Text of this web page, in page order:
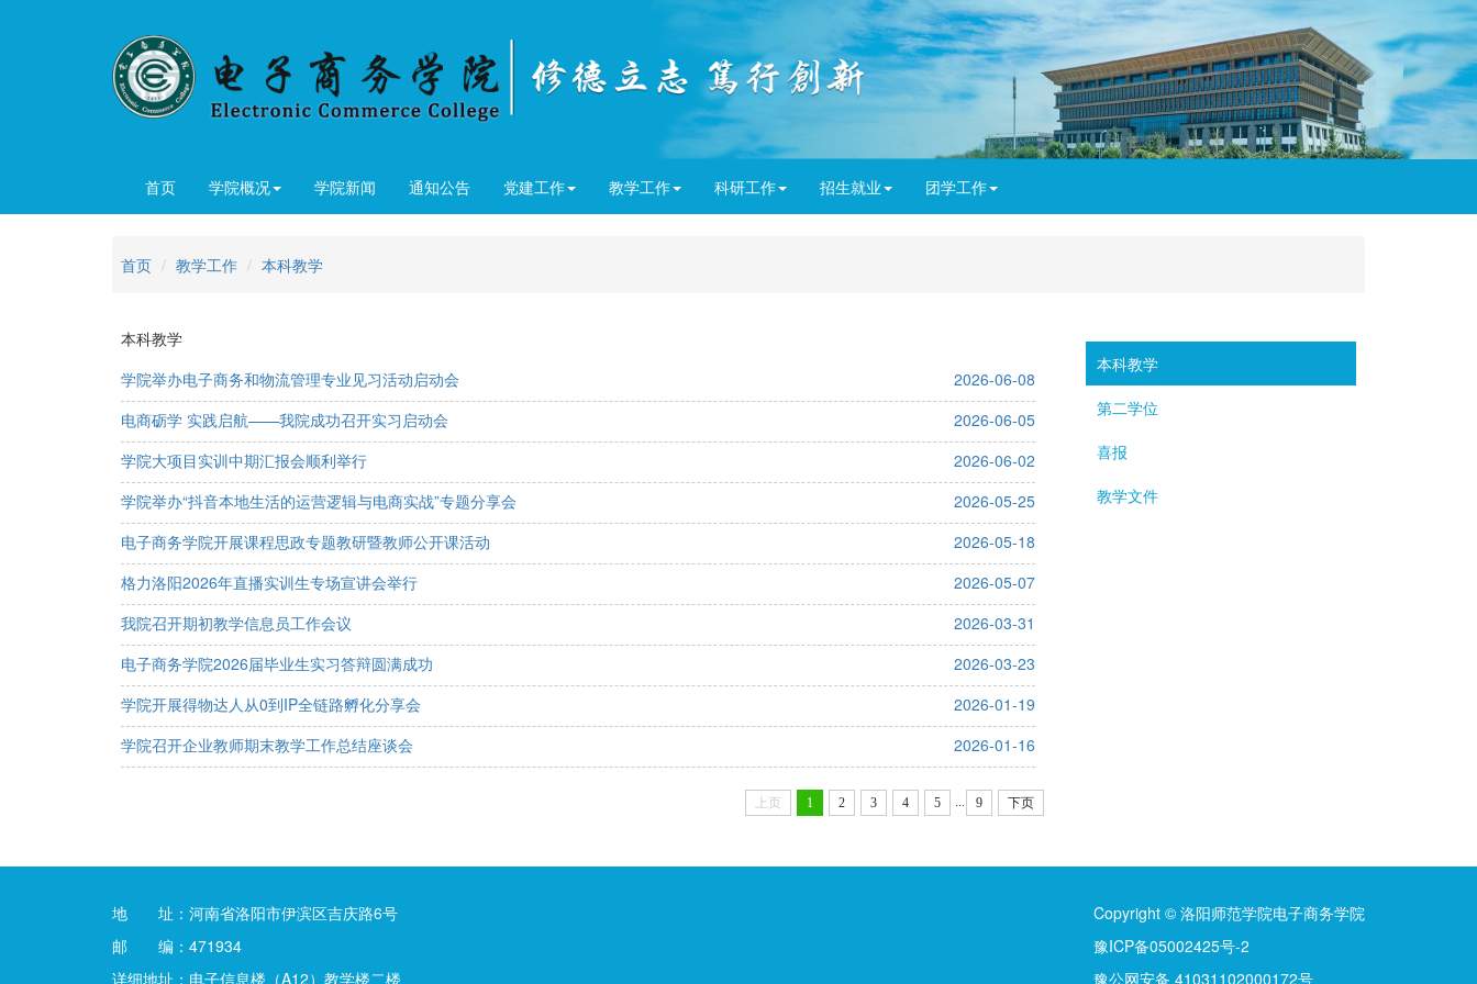
首页 学院概况 学院新闻 通知公告 党建工作 教学工作 科研工作 招生就业 团学工作
首页 教学工作 本科教学
本科教学
学院举办电子商务和物流管理专业见习活动启动会
2026-06-08
电商砺学 实践启航——我院成功召开实习启动会
2026-06-05
学院大项目实训中期汇报会顺利举行
2026-06-02
学院举办“抖音本地生活的运营逻辑与电商实战”专题分享会
2026-05-25
电子商务学院开展课程思政专题教研暨教师公开课活动
2026-05-18
格力洛阳2026年直播实训生专场宣讲会举行
2026-05-07
我院召开期初教学信息员工作会议
2026-03-31
电子商务学院2026届毕业生实习答辩圆满成功
2026-03-23
学院开展得物达人从0到IP全链路孵化分享会
2026-01-19
学院召开企业教师期末教学工作总结座谈会
2026-01-16
上页 1 2 3 4 5 9 下页
本科教学
第二学位
喜报
教学文件
地 址：河南省洛阳市伊滨区吉庆路6号
邮 编：471934
详细地址：电子信息楼（A12）教学楼二楼
Copyright © 洛阳师范学院电子商务学院
豫ICP备05002425号-2
豫公网安备 41031102000172号